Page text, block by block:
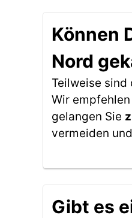
Können
Nord
Teilweise sind
Wir
gelangen Sie
vermeiden
Gibt es